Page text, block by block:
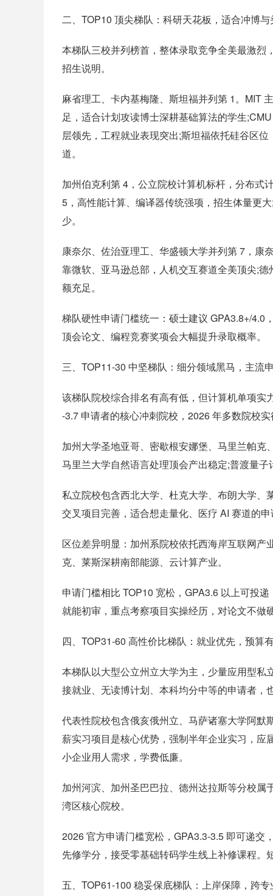
二、TOP10 顶尖梯队：科研天花板，适合冲博与
本梯队三校并列榜首，整体录取竞争全美最激
招生说明。
麻省理工、卡内基梅隆、斯坦福并列第 1。MIT
足，适合计划攻读博士深耕基础算法的学生
层领先，工程就业表现突出;斯坦福依托硅谷区
道。
加州伯克利第 4，公立院校计算机标杆，分布式
5，高性能计算、编译器传统强项，招生体量更
少。
康奈尔、佐治亚理工、华盛顿大学并列第 7，康
靠微软、亚马逊总部，人机交互赛道全美顶尖;
额充足。
梯队硬性申请门槛统一：硕士建议 GPA3.8+/4.0
顶会论文、编程竞赛奖项会大幅提升录取概率。
三、TOP11-30 中坚梯队：细分领域黑马，主流
该梯队院校综合排名有高有低，但计算机单项
-3.7 申请者的核心冲刺院校，2026 年多数院校实
加州大学圣地亚哥、密歇根安娜堡、马里兰帕
马里兰大学自然语言处理顶会产出稳定;普渡量
私立院校包含西北大学、杜克大学、布朗大学
交叉项目完善，适合想走量化、医疗 AI 赛道的申
区位差异明显：加州系院校依托西海岸互联网
克、莱斯深耕南部能源、云计算产业。
申请门槛相比 TOP10 宽松，GPA3.6 以上可投
就能初审，重点考察项目实操经历，对论文不做
四、TOP31-60 高性价比梯队：就业优先，预算
本梯队以大型公立州立大学为主，少量应用型
接就业、无读博计划、本科均分中等的申请者，
代表性院校包含俄亥俄州立、马萨诸塞大学阿
薪实习项目是核心优势，强制半年企业实习，应
小企业用人需求，学费低廉。
加州河滨、加州圣巴巴拉、德州达拉斯等分校
湾区核心院校。
2026 官方申请门槛宽松，GPA3.3-3.5 即可递交
先修学分，接受零基础转码学生线上补修课程。
五、TOP61-100 稳妥保底梯队：上岸保障，跨